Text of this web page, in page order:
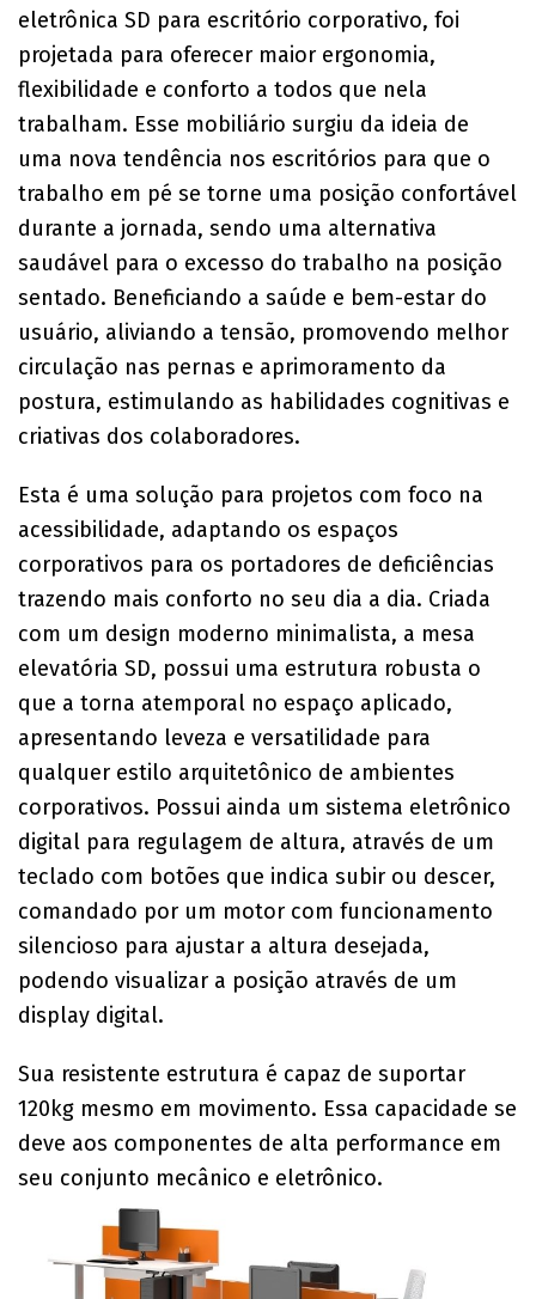
eletrônica SD para escritório corporativo, foi
projetada para oferecer maior ergonomia,
flexibilidade e conforto a todos que nela
trabalham. Esse mobiliário surgiu da ideia de
uma nova tendência nos escritórios para que o
trabalho em pé se torne uma posição confortável
durante a jornada, sendo uma alternativa
saudável para o excesso do trabalho na posição
sentado. Beneficiando a saúde e bem-estar do
usuário, aliviando a tensão, promovendo melhor
circulação nas pernas e aprimoramento da
postura, estimulando as habilidades cognitivas e
criativas dos colaboradores.
Esta é uma solução para projetos com foco na
acessibilidade, adaptando os espaços
corporativos para os portadores de deficiências
trazendo mais conforto no seu dia a dia. Criada
com um design moderno minimalista, a mesa
elevatória SD, possui uma estrutura robusta o
que a torna atemporal no espaço aplicado,
apresentando leveza e versatilidade para
qualquer estilo arquitetônico de ambientes
corporativos. Possui ainda um sistema eletrônico
digital para regulagem de altura, através de um
teclado com botões que indica subir ou descer,
comandado por um motor com funcionamento
silencioso para ajustar a altura desejada,
podendo visualizar a posição através de um
display digital.
Sua resistente estrutura é capaz de suportar
120kg mesmo em movimento. Essa capacidade se
deve aos componentes de alta performance em
seu conjunto mecânico e eletrônico.